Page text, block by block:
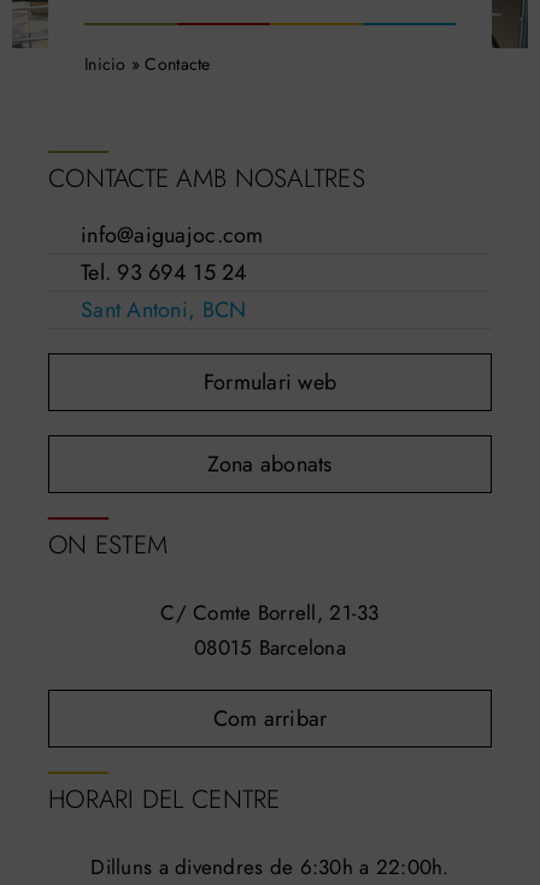
Reservar activitats
SearchInicio »Contacte
CONTACTE AMB NOSALTRES
info@aiguajoc.com
Tel. 93 694 15 24
Sant Antoni, BCN
Formulari web
Zona abonats
ON ESTEM
C/ Comte Borrell, 21-33
08015 Barcelona
Com arribar
HORARI DEL CENTRE
Dilluns a divendres de 6:30h a 22:00h.